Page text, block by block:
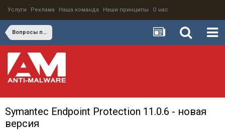
Услуги Реклама Наша команда Наши принципы О нас
Вопросы по Symantec Endpoint Protection
Symantec Endpoint Protection 11.0.6 - новая
версия